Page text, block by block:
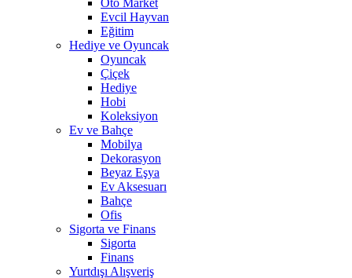
Oto Market
Evcil Hayvan
Eğitim
Hediye ve Oyuncak
Oyuncak
Çiçek
Hediye
Hobi
Koleksiyon
Ev ve Bahçe
Mobilya
Dekorasyon
Beyaz Eşya
Ev Aksesuarı
Bahçe
Ofis
Sigorta ve Finans
Sigorta
Finans
Yurtdışı Alışveriş